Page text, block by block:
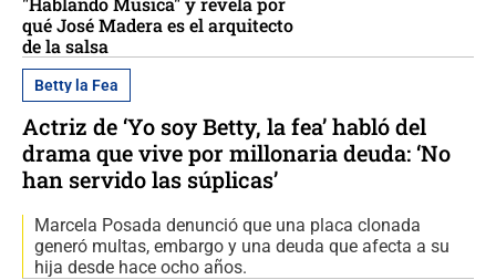
qué José Madera es el arquitecto
de la salsa
Betty la Fea
Actriz de ‘Yo soy Betty, la fea’ habló del
drama que vive por millonaria deuda: ‘No
han servido las súplicas’
Marcela Posada denunció que una placa clonada
generó multas, embargo y una deuda que afecta a su
hija desde hace ocho años.